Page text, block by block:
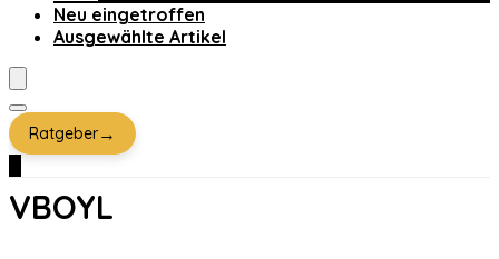
Neu eingetroffen
Ausgewählte Artikel
Ratgeber→
VBOYL